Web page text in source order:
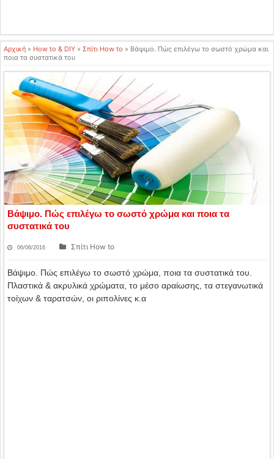
Αρχική » How to & DIY » Σπίτι How to » Βάψιμο. Πώς επιλέγω το σωστό χρώμα και
ποια τα συστατικά του
Βάψιμο. Πώς επιλέγω το σωστό χρώμα και ποια τα
συστατικά του
06/06/2016 Σπίτι How to
Βάψιμο. Πώς επιλέγω το σωστό χρώμα, ποια τα συστατικά του.
Πλαστικά & ακρυλικά χρώματα, το μέσο αραίωσης, τα στεγανωτικά
τοίχων & ταρατσών, οι ριπολίνες κ.α